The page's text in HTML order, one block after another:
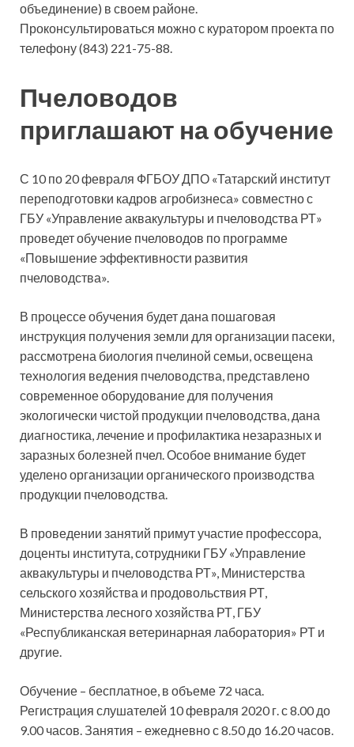
объединение) в своем районе.
Проконсультироваться можно с куратором проекта по
телефону (843) 221-75-88.
Пчеловодов
приглашают на обучение
С 10 по 20 февраля ФГБОУ ДПО «Татарский институт
переподготовки кадров агробизнеса» совместно с
ГБУ «Управление аквакультуры и пчеловодства РТ»
проведет обучение пчеловодов по программе
«Повышение эффективности развития
пчеловодства».
В процессе обучения будет дана пошаговая
инструкция получения земли для организации пасеки,
рассмотрена биология пчелиной семьи, освещена
технология ведения пчеловодства, представлено
современное оборудование для получения
экологически чистой продукции пчеловодства, дана
диагностика, лечение и профилактика незаразных и
заразных болезней пчел. Особое внимание будет
уделено организации органического производства
продукции пчеловодства.
В проведении занятий примут участие профессора,
доценты института, сотрудники ГБУ «Управление
аквакультуры и пчеловодства РТ», Министерства
сельского хозяйства и продовольствия РТ,
Министерства лесного хозяйства РТ, ГБУ
«Республиканская ветеринарная лаборатория» РТ и
другие.
Обучение – бесплатное, в объеме 72 часа.
Регистрация слушателей 10 февраля 2020 г. с 8.00 до
9.00 часов. Занятия – ежедневно с 8.50 до 16.20 часов.